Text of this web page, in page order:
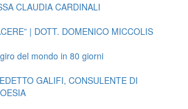
CLAUDIA CARDINALI
| DOTT. DOMENICO MICCOLIS
del mondo in 80 giorni
GALIFI, CONSULENTE DI